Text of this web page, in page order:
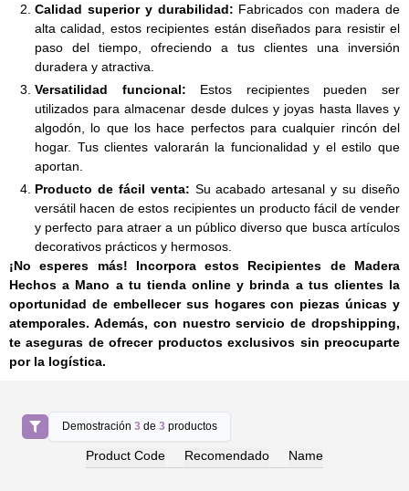
Calidad superior y durabilidad: Fabricados con madera de
alta calidad, estos recipientes están diseñados para resistir el
paso del tiempo, ofreciendo a tus clientes una inversión
duradera y atractiva.
Versatilidad funcional: Estos recipientes pueden ser
utilizados para almacenar desde dulces y joyas hasta llaves y
algodón, lo que los hace perfectos para cualquier rincón del
hogar. Tus clientes valorarán la funcionalidad y el estilo que
aportan.
Producto de fácil venta: Su acabado artesanal y su diseño
versátil hacen de estos recipientes un producto fácil de vender
y perfecto para atraer a un público diverso que busca artículos
decorativos prácticos y hermosos.
¡No esperes más! Incorpora estos Recipientes de Madera
Hechos a Mano a tu tienda online y brinda a tus clientes la
oportunidad de embellecer sus hogares con piezas únicas y
atemporales. Además, con nuestro servicio de dropshipping,
te aseguras de ofrecer productos exclusivos sin preocuparte
por la logística.
Demostración3 de3 productos
Product Code Recomendado Name